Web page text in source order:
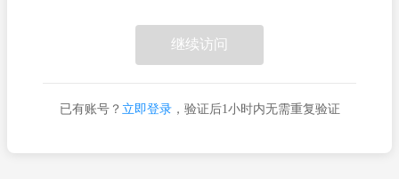
继续访问
已有账号？ 立即登录，验证后1小时内无需重复验证